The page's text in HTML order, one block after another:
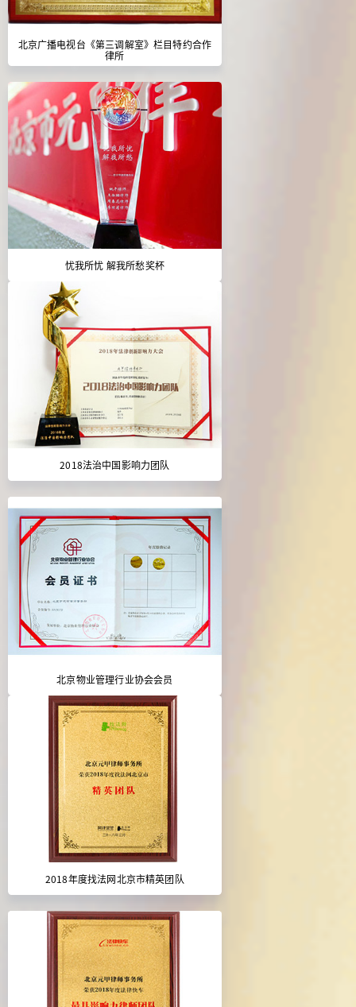
北京广播电视台《第三调解室》栏目特约合作
律所
忧我所忧 解我所愁奖杯
2018法治中国影响力团队
北京物业管理行业协会会员
2018年度找法网北京市精英团队